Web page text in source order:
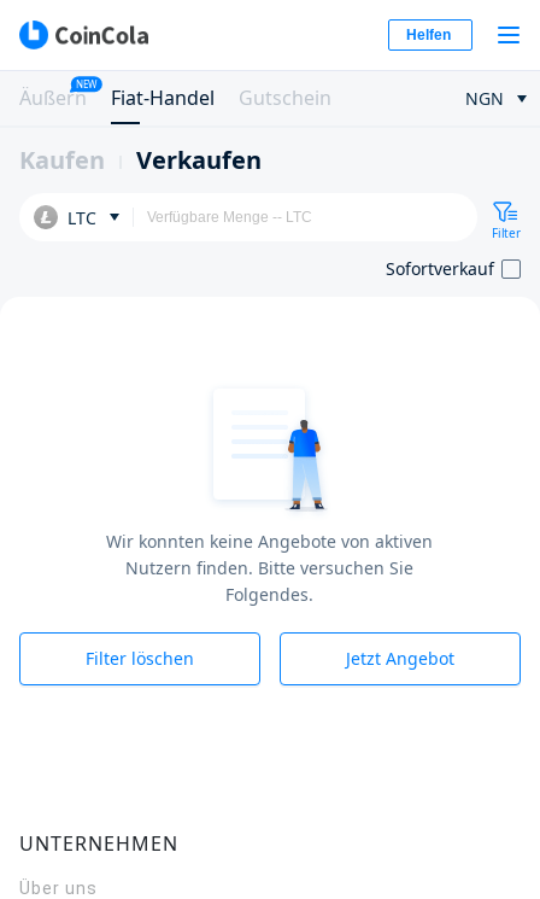
Helfen
Äußern
NEW
Fiat-Handel Gutschein NGN
Kaufen Verkaufen
LTC
Filter
Sofortverkauf
Wir konnten keine Angebote von aktiven
Nutzern finden. Bitte versuchen Sie
Folgendes.
Filter löschen Jetzt Angebot
UNTERNEHMEN
Über uns